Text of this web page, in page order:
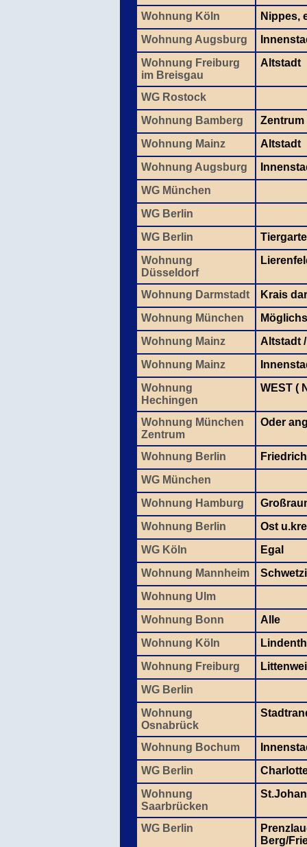
Wohnung Köln
Nippes,
Wohnung Augsburg
Wohnung Freiburg
im Breisgau
Altstadt
WG Rostock
Wohnung Bamberg
Zentrum
Wohnung Mainz
Altstadt
Wohnung Augsburg
WG München
WG Berlin
WG Berlin
Wohnung
Düsseldorf
Wohnung Darmstadt
Krais
Wohnung München
Wohnung Mainz
Altstadt
Wohnung Mainz
Wohnung
Hechingen
WEST (
Wohnung München
Zentrum
Oder
Wohnung Berlin
WG München
Wohnung Hamburg
Wohnung Berlin
Ost
WG Köln
Egal
Wohnung Mannheim
Wohnung Ulm
Wohnung Bonn
Alle
Wohnung Köln
Wohnung Freiburg
WG Berlin
Wohnung
Osnabrück
Wohnung Bochum
WG Berlin
Wohnung
Saarbrücken
WG Berlin
Berg/